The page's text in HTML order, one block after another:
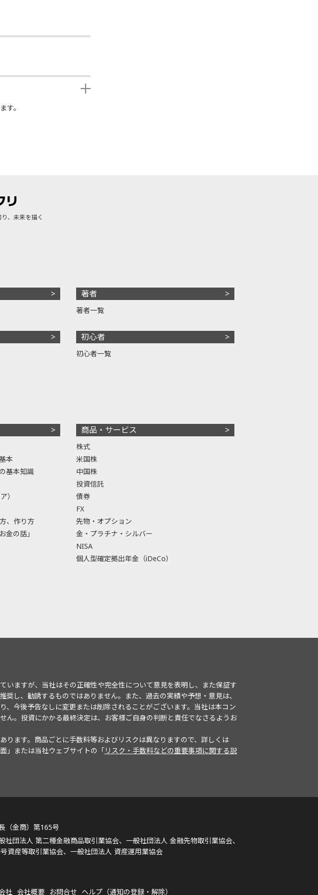
す。
、未来を描く
著者
著者一覧
初心者
初心者一覧
本
基本知識
）
、作り方
金の話」
商品・サービス
株式
米国株
中国株
投資信託
債券
FX
先物・オプション
金・プラチナ・シルバー
NISA
個人型確定拠出年金（iDeCo）
ますが、当社はその正確性や完全性について意見を表明し、また保証す
し、勧誘するものではありません。また、過去の実績や予想・意見は、
今後予告なしに変更または削除されることがございます。当社は本コン
。投資にかかる最終決定は、お客様ご自身の判断と責任でなさるようお
ます。商品ごとに手数料等およびリスクは異なりますので、詳しくは
」または当社ウェブサイトの「リスク・手数料などの重要事項に関する説
（金商）第165号
社団法人 第二種金融商品取引業協会、一般社団法人 金融先物取引業協会、
資産等取引業協会、一般社団法人 資産運用業協会
社 会社概要 お問合せ ヘルプ（通知の登録・解除）